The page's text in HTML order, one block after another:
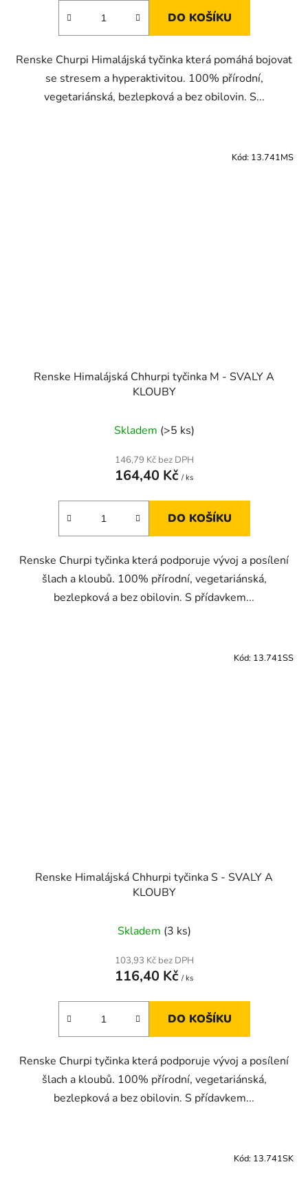
DO KOŠÍKU
Renske Churpi Himalájská tyčinka která pomáhá bojovat
se stresem a hyperaktivitou. 100% přírodní,
vegetariánská, bezlepková a bez obilovin. S...
Renske Himalájská Chhurpi tyčinka M - SVALY A
KLOUBY
Skladem (>5 ks)
146,79 Kč bez DPH
164,40 Kč / ks
DO KOŠÍKU
Renske Churpi tyčinka která podporuje vývoj a posílení
šlach a kloubů. 100% přírodní, vegetariánská,
bezlepková a bez obilovin. S přídavkem...
Kód: 13.741MS
Renske Himalájská Chhurpi tyčinka S - SVALY A
KLOUBY
Skladem (3 ks)
103,93 Kč bez DPH
116,40 Kč / ks
DO KOŠÍKU
Renske Churpi tyčinka která podporuje vývoj a posílení
šlach a kloubů. 100% přírodní, vegetariánská,
bezlepková a bez obilovin. S přídavkem...
Kód: 13.741SS
Kód: 13.741SK